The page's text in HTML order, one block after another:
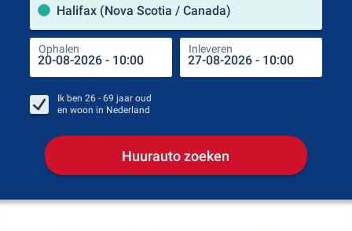
Halifax (Nova Scotia / Canada)
Ophalen Inleveren
Ik ben 26 - 69 jaar oud
en woon in Nederland
Huurauto zoeken